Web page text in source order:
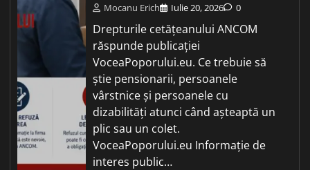
Mocanu Erich Iulie 20, 2026 0
Drepturile cetățeanului ANCOM
răspunde publicației
VoceaPoporului.eu. Ce trebuie să
știe pensionarii, persoanele
vârstnice și persoanele cu
dizabilități atunci când așteaptă un
plic sau un colet.
VoceaPoporului.eu Informație de
interes public…